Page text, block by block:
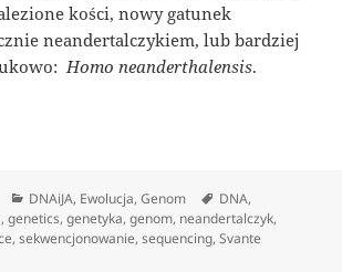
kości, nowy gatunek
neandertalczykiem, lub bardziej
Homo neanderthalensis.
zaginionych genomów
Kategorie
DNAiJA, Ewolucja,Genom Tagi
DNA,
,genetics,genetyka,genom, neandertalczyk,
,sekwencjonowanie,sequencing,Svante